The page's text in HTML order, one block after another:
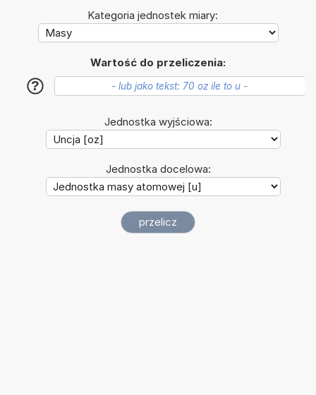
Kategoria jednostek miary:
Wartość do przeliczenia:
?
Jednostka wyjściowa:
Jednostka docelowa: